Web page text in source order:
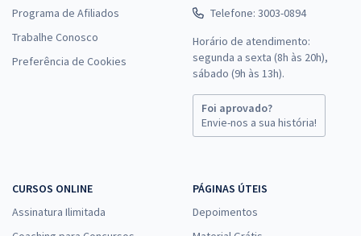
Programa de Afiliados
Trabalhe Conosco
Preferência de Cookies
Telefone: 3003-0894
Horário de atendimento:
segunda a sexta (8h às 20h),
sábado (9h às 13h).
Foi aprovado?
Envie-nos a sua história!
CURSOS ONLINE
Assinatura Ilimitada
PÁGINAS ÚTEIS
Depoimentos